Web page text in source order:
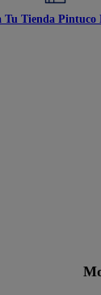
Tu Tienda Pintuco